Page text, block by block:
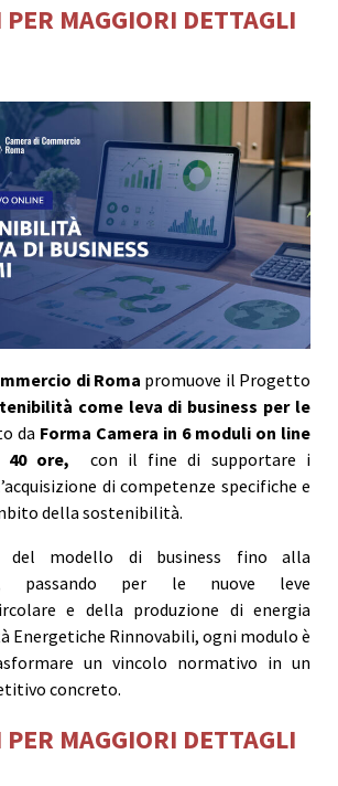
PER MAGGIORI DETTAGLI
di Roma promuove il Progetto
come leva di business per le
da Forma Camera in 6 moduli on line
40 ore, con il fine di supportare i
di competenze specifiche e
della sostenibilità.
del modello di business fino alla
passando per le nuove leve
e della produzione di energia
Energetiche Rinnovabili, ogni modulo è
un vincolo normativo in un
concreto.
PER MAGGIORI DETTAGLI